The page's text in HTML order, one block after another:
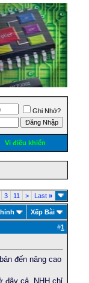
Ghi Nhớ?
Vi điều khiển
3 11 > Last »
Xếp Bài
#1
đến nâng cao
đây cả, NHH chỉ